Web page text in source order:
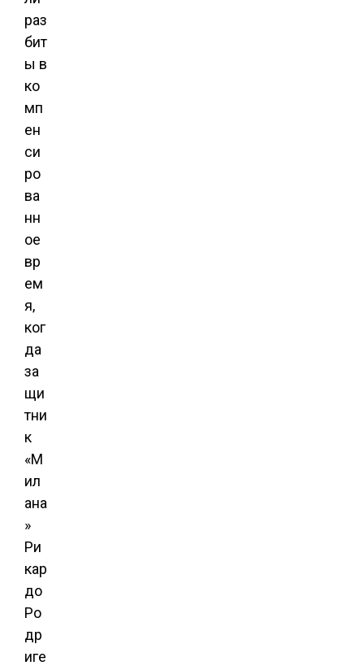
раз
бит
ы в
ко
мп
ен
си
ро
ва
нн
ое
вр
ем
я,
ког
да
за
щи
тни
к
«М
ил
ана
»
Ри
кар
до
Ро
др
иге